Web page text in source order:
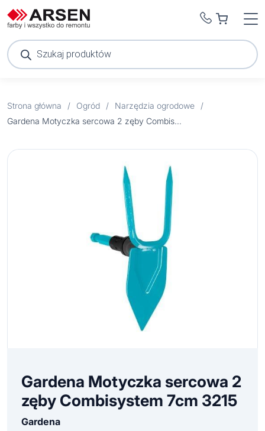
Wyszukiwarka
produktów
Strona główna / Ogród / Narzędzia ogrodowe
/
Gardena Motyczka sercowa 2 zęby Combisystem 7cm 3215
Gardena Motyczka sercowa 2
zęby Combisystem 7cm 3215
Gardena